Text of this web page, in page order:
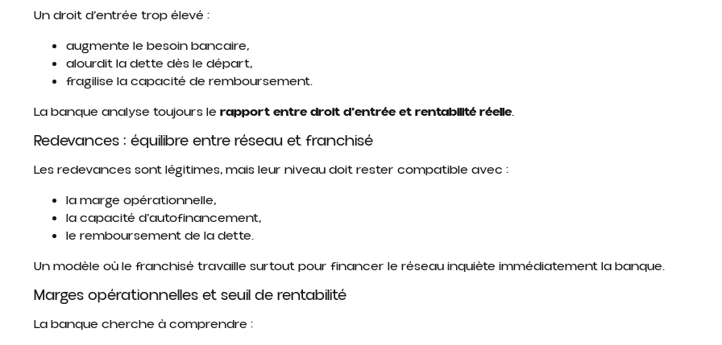
Un droit d’entrée trop élevé :
augmente le besoin bancaire,
alourdit la dette dès le départ,
fragilise la capacité de remboursement.
La banque analyse toujours le rapport entre droit d’entrée et rentabilité réelle.
Redevances : équilibre entre réseau et franchisé
Les redevances sont légitimes, mais leur niveau doit rester compatible avec :
la marge opérationnelle,
la capacité d’autofinancement,
le remboursement de la dette.
Un modèle où le franchisé travaille surtout pour financer le réseau inquiète immédiatement la banque.
Marges opérationnelles et seuil de rentabilité
La banque cherche à comprendre :